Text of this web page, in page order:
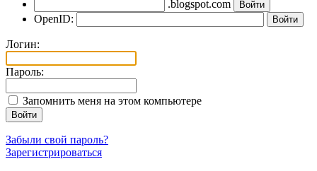
.blogspot.com
OpenID:
Логин:
Пароль:
Запомнить меня на этом компьютере
Войти
Забыли свой пароль?
Зарегистрироваться